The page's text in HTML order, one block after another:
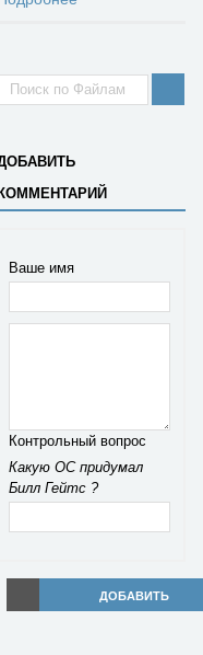
Ваше имя
Контрольный вопрос
Какую ОС придумал
Билл Гейтс ?
ДОБАВИТЬ